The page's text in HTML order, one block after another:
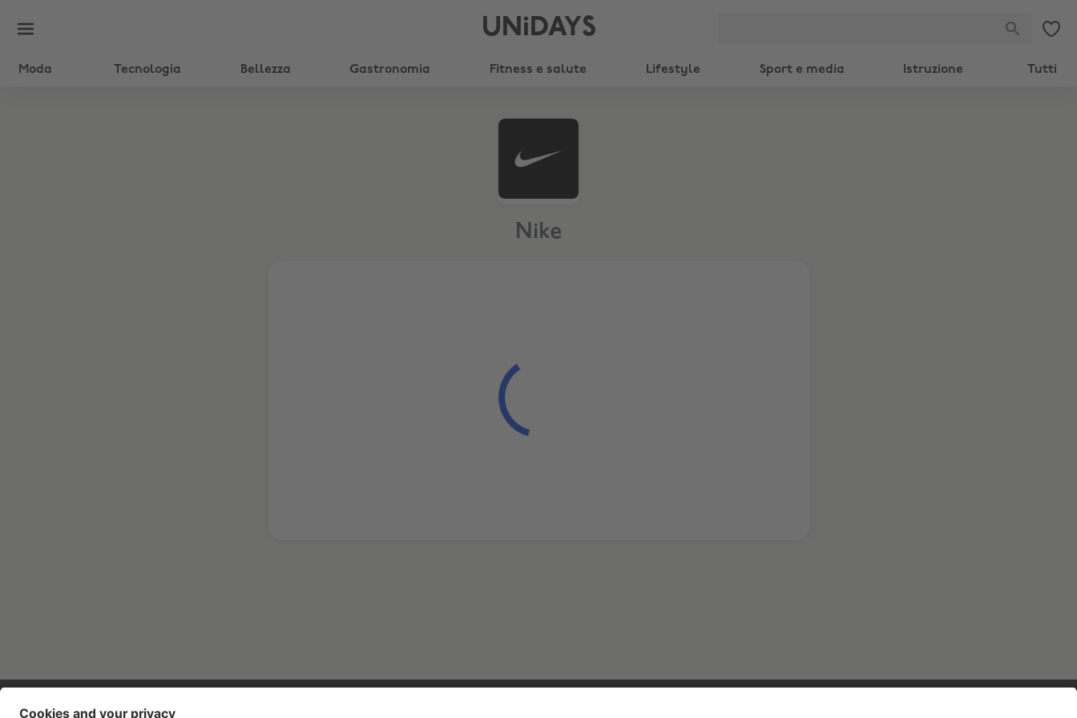
UNiDAYS
Moda Tecnologia Bellezza Gastronomia Fitness e salute Lifestyle Sport e media Istruzione Tutti
Nike
Contatti Aziende Stampa